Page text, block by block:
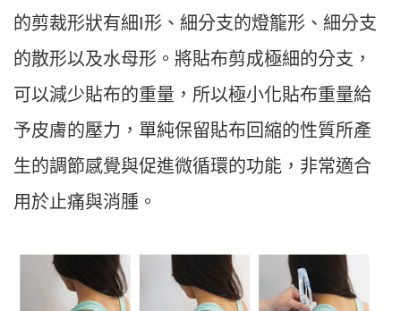
的剪裁形狀有細I形、細分支的燈籠形、細分支
的散形以及水母形。將貼布剪成極細的分支，
可以減少貼布的重量，所以極小化貼布重量給
予皮膚的壓力，單純保留貼布回縮的性質所產
生的調節感覺與促進微循環的功能，非常適合
用於止痛與消腫。